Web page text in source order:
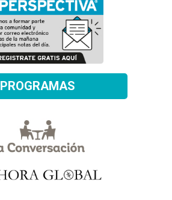
PROGRAMAS